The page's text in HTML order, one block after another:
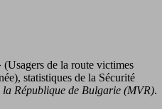
(Usagers de la route victimes
statistiques de la Sécurité
République de Bulgarie (MVR).